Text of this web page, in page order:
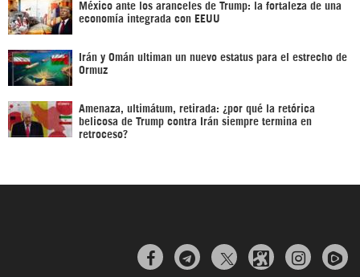
México ante los aranceles de Trump: la fortaleza de una
economía integrada con EEUU
Irán y Omán ultiman un nuevo estatus para el estrecho de
Ormuz
Amenaza, ultimátum, retirada: ¿por qué la retórica
belicosa de Trump contra Irán siempre termina en
retroceso?
  